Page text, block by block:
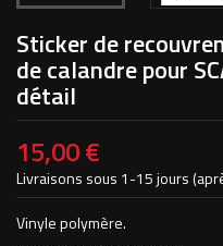
Sticker de
de calandre pour
détail
15,00 €
Livraisons sous 1-15 jours
Vinyle polymère.